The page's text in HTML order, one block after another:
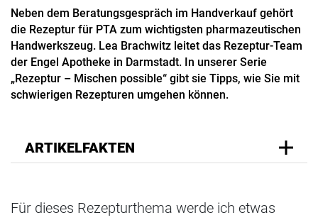
Neben dem Beratungsgespräch im Handverkauf gehört
die Rezeptur für PTA zum wichtigsten pharmazeutischen
Handwerkszeug. Lea Brachwitz leitet das Rezeptur-Team
der Engel Apotheke in Darmstadt. In unserer Serie
„Rezeptur – Mischen possible“ gibt sie Tipps, wie Sie mit
schwierigen Rezepturen umgehen können.
ARTIKELFAKTEN
Für dieses Rezepturthema werde ich etwas